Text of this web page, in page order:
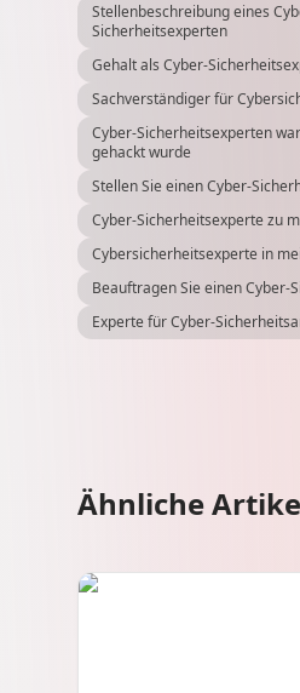
Stellenbeschreibung eines
Sicherheitsexperten
Gehalt als Cyber-
Sachverständiger für
Cyber-Sicherheitsexperten
gehackt wurde
Stellen Sie einen Cyber-
Cyber-Sicherheitsexperte zu
Cybersicherheitsexperte in
Beauftragen Sie einen Cyber-
Experte für Cyber-
Ähnliche